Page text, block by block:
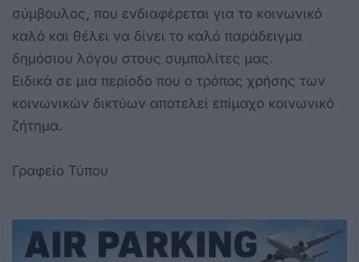
σύμβουλος, που ενδιαφέρεται για το κοινωνικό
καλό και θέλει να δίνει το καλό παράδειγμα
δημόσιου λόγου στους συμπολίτες μας.
Ειδικά σε μια περίοδο που ο τρόπος χρήσης των
κοινωνικών δικτύων αποτελεί επίμαχο κοινωνικό
ζήτημα.
Γραφείο Τύπου